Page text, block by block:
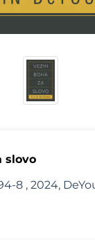
slovo
8 , 2024,